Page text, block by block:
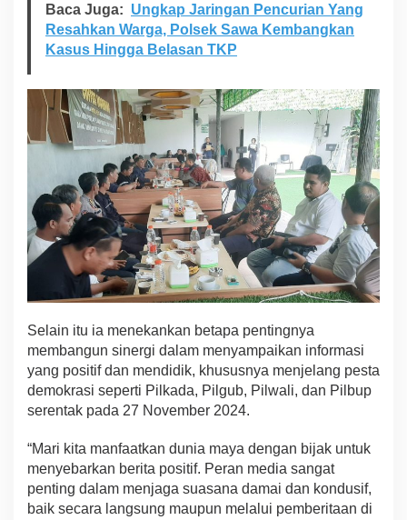
E
R
S
Baca Juga: Ungkap Jaringan Pencurian Yang
Resahkan Warga, Polsek Sawa Kembangkan
Kasus Hingga Belasan TKP
Selain itu ia menekankan betapa pentingnya
membangun sinergi dalam menyampaikan informasi
yang positif dan mendidik, khususnya menjelang pesta
demokrasi seperti Pilkada, Pilgub, Pilwali, dan Pilbup
serentak pada 27 November 2024.
“Mari kita manfaatkan dunia maya dengan bijak untuk
menyebarkan berita positif. Peran media sangat
penting dalam menjaga suasana damai dan kondusif,
baik secara langsung maupun melalui pemberitaan di